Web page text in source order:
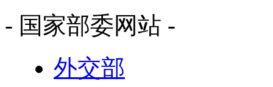
- 国家部委网站 -
外交部